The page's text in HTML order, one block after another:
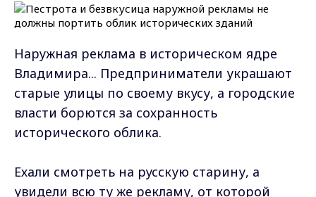
Наружная реклама в историческом ядре
Владимира... Предприниматели украшают
старые улицы по своему вкусу, а городские
власти борются за сохранность
исторического облика.
Ехали смотреть на русскую старину, а
увидели всю ту же рекламу, от которой